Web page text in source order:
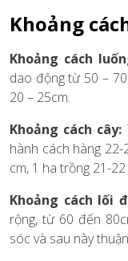
Khoảng
Khoảng cách
dao động từ 50 –
20 – 25cm.
Khoảng cách cây:
hành cách hàng 22-
cm, 1 ha trồng 21-22
Khoảng cách lối
rộng, từ 60 đến
sóc và sau này